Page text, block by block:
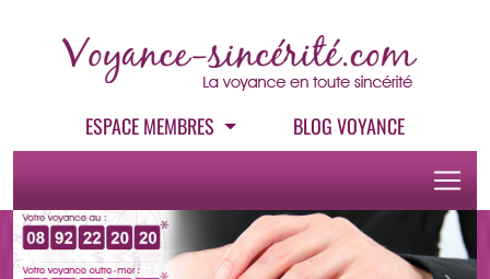
ESPACE MEMBRES BLOG VOYANCE